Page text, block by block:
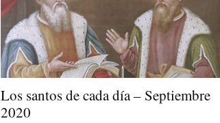
Los santos de cada día – Septiembre
2020